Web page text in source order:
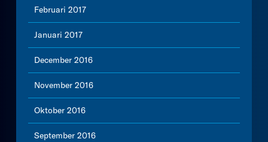
Februari 2017
Januari 2017
December 2016
November 2016
Oktober 2016
September 2016